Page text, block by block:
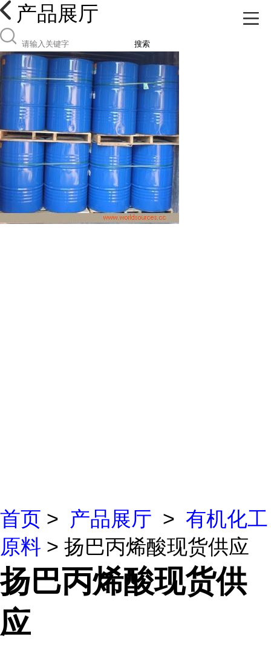
产品展厅
搜索
首页 > 产品展厅 > 有机化工
原料 > 扬巴丙烯酸现货供应
扬巴丙烯酸现货供
应